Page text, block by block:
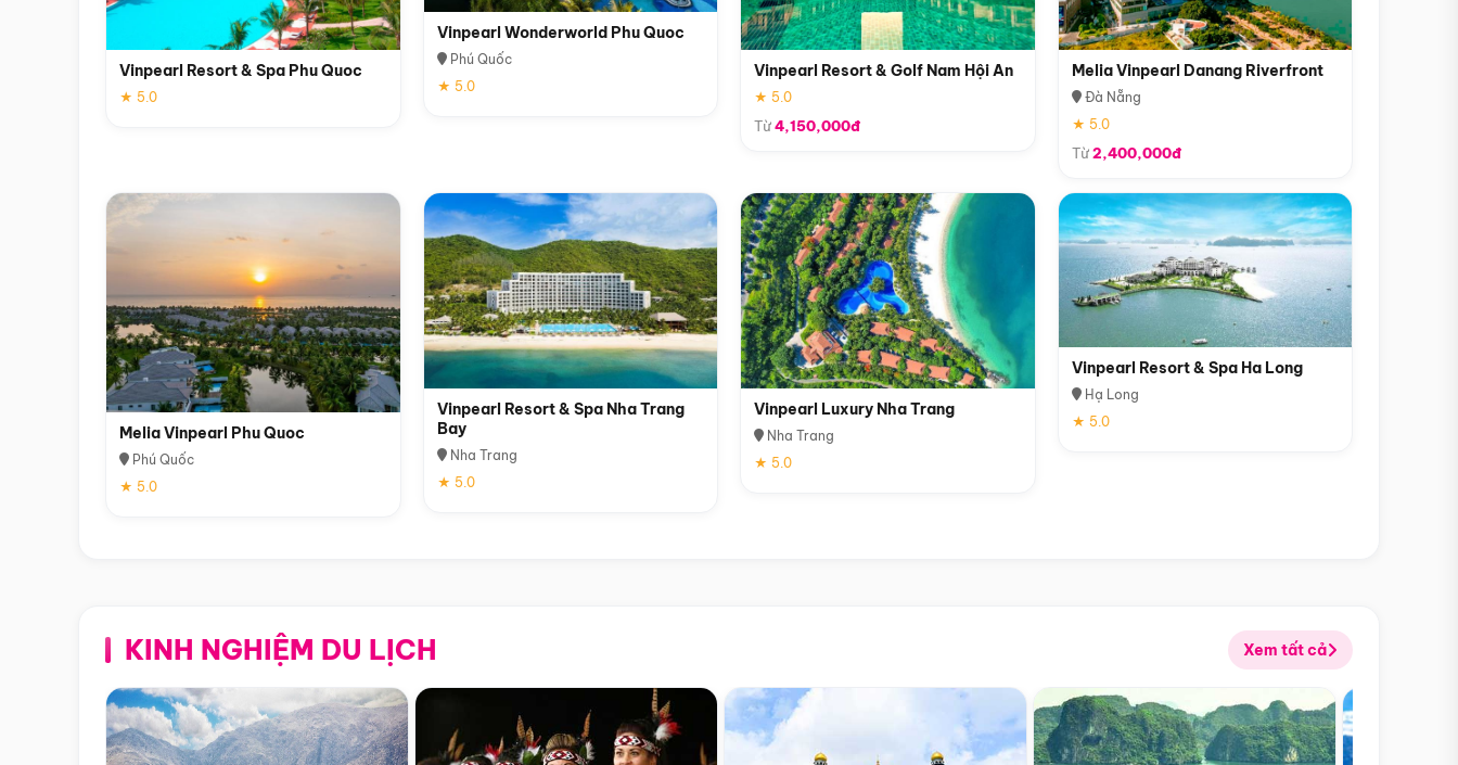
Vinpearl Resort & Spa Phu Quoc
★ 5.0
Vinpearl Wonderworld Phu Quoc
Phú Quốc
★ 5.0
Vinpearl Resort & Golf Nam Hội An
★ 5.0
Từ4,150,000đ
Melia Vinpearl Danang Riverfront
Đà Nẵng
★ 5.0
Từ2,400,000đ
Melia Vinpearl Phu Quoc
Phú Quốc
★ 5.0
Vinpearl Resort & Spa Nha Trang
Bay
Nha Trang
★ 5.0
Vinpearl Luxury Nha Trang
Nha Trang
★ 5.0
Vinpearl Resort & Spa Ha Long
Hạ Long
★ 5.0
KINH NGHIỆM DU LỊCH Xem tất cả